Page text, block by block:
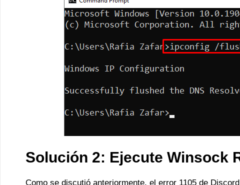
Solución 2: Ejecute Winsock
Como se discutió anteriormente, el error 1105 de